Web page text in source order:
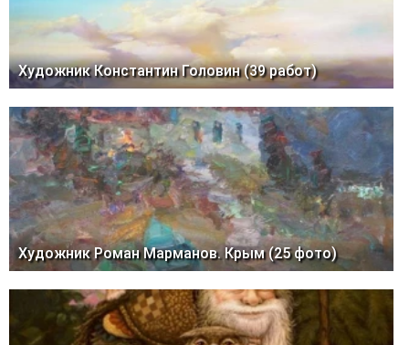
Художник Константин Головин (39 работ)
Художник Роман Марманов. Крым (25 фото)